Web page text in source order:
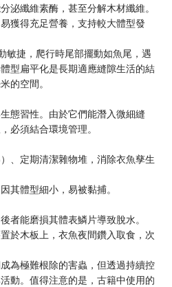
泌纖維素酶，甚至分解木材纖維。
獲得充足營養，支持較大體型發
敏捷，爬行時尾部擺動如魚尾，遇
型扁平化是長期適應縫隙生活的結
的空間。
態習性。由於它們能潛入微細縫
必須結合環境管理。
、定期清潔雜物堆，消除衣魚孳生
其體型細小，易被黏捕。
者能磨損其體表鱗片導致脫水。
於木板上，衣魚夜間鑽入取食，次
為極難根除的害蟲，但透過持續控
動。值得注意的是，古籍中使用的